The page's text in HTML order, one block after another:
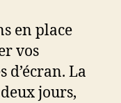
en place
vos
La
jours,